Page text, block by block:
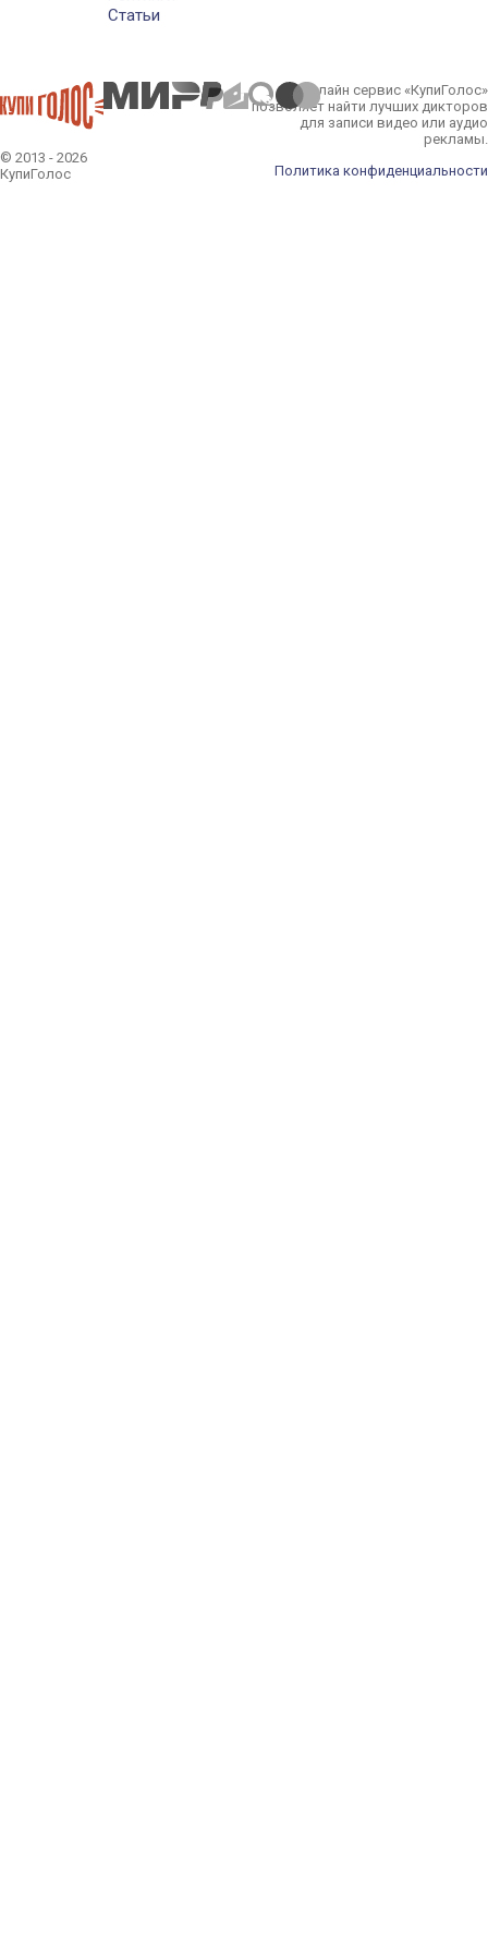
Статьи
© 2013 - 2026
КупиГолос
Онлайн сервис «КупиГолос»
позволяет найти лучших дикторов
для записи видео или аудио
рекламы.
Политика конфиденциальности